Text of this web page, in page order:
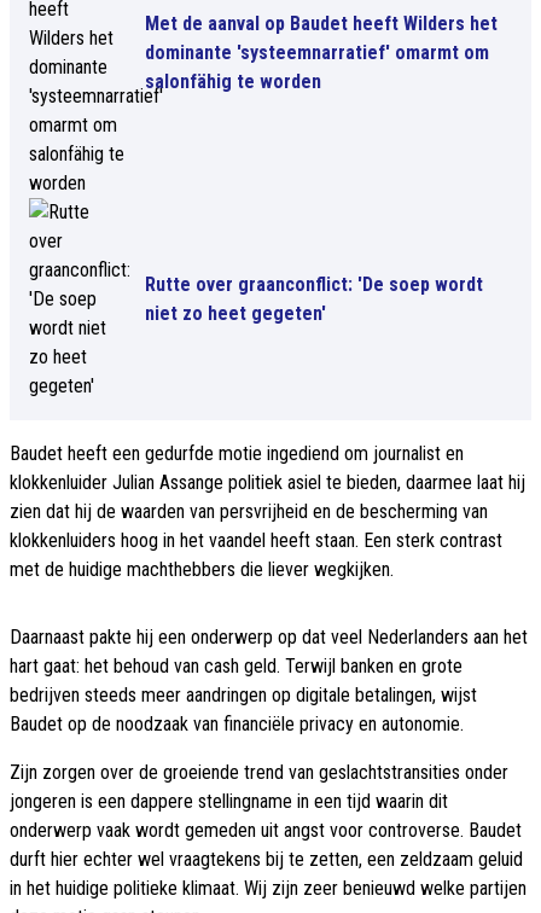
Met de aanval op Baudet heeft Wilders het
dominante 'systeemnarratief' omarmt om
salonfähig te worden
Rutte over graanconflict: 'De soep wordt
niet zo heet gegeten'
Baudet heeft een gedurfde motie ingediend om journalist en
klokkenluider Julian Assange politiek asiel te bieden, daarmee laat hij
zien dat hij de waarden van persvrijheid en de bescherming van
klokkenluiders hoog in het vaandel heeft staan. Een sterk contrast
met de huidige machthebbers die liever wegkijken.
Daarnaast pakte hij een onderwerp op dat veel Nederlanders aan het
hart gaat: het behoud van cash geld. Terwijl banken en grote
bedrijven steeds meer aandringen op digitale betalingen, wijst
Baudet op de noodzaak van financiële privacy en autonomie.
Zijn zorgen over de groeiende trend van geslachtstransities onder
jongeren is een dappere stellingname in een tijd waarin dit
onderwerp vaak wordt gemeden uit angst voor controverse. Baudet
durft hier echter wel vraagtekens bij te zetten, een zeldzaam geluid
in het huidige politieke klimaat. Wij zijn zeer benieuwd welke partijen